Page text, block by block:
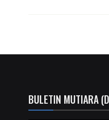
BULETIN MUTIARA